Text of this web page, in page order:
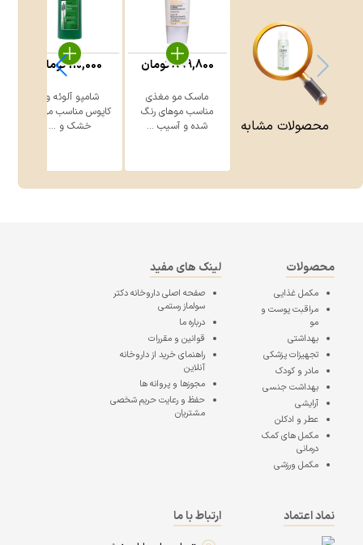
محصولات مشابه
ماسک مو مغذی
مناسب موهای رنگ
شده و آسیب ...
899,800تومان
شامپو آلوئه ورا
کاپوس مناسب موهای
خشک و ...
110,000تومان
محصولات
مکمل غذایی
مراقبت پوست و
مو
بهداشتی
تجهیزات پزشکی
مادر و کودک
بهداشت جنسی
آرایشی
عطر و ادکلن
مکمل های کمک
درمانی
مکمل ورزشی
لینک های مفید
صفحه اصلیداروخانه دکتر
سولماز رستمی
درباره ما
قوانین و مقررات
راهنمای خرید از داروخانه
آنلاین
مجوزها و پروانه ها
حفظ و رعایت حریم شخصی
مشتریان
نماد اعتماد
ارتباط با ما